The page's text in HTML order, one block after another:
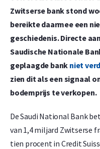
Zwitserse bank stond
bereikte daarmee een
geschiedenis. Directe
Saudische Nationale
geplaagde bank niet
zien dit als een signaal
bodemprijs te verkopen.
De Saudi National Bank
van 1,4 miljard Zwitserse
tien procent in Credit